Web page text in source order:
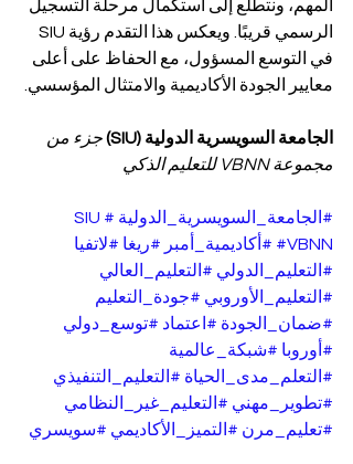
المهم، ونتطلع إلى استكمال مرحلة التسجيل
في التوسع المسؤول، مع الحفاظ على أعلى
معايير الجودة الأكاديمية والامتثال المؤسسي.
الجامعة السويسرية الدولية (SIU)
جزء من
مجموعة VBNN للتعليم الذكي
#الجامعة_السويسرية_الدولية #SIU
#VBNN #أكاديمية_أمبر #ريغا #لاتفيا
#التعليم_الدولي #التعليم_العالي
#التعليم_الأوروبي #جودة_التعليم
#ضمان_الجودة #اعتماد #توسع_دولي
#أوروبا #شبكة_عالمية
#التعلم_مدى_الحياة #التعليم_التنفيذي
#تطوير_مهني #التعليم_غير_النظامي
#تعليم_مرن #التميز_الأكاديمي #سويسري